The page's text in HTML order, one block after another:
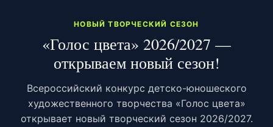
НОВЫЙ ТВОРЧЕСКИЙ СЕЗОН
«Голос цвета» 2026/2027 —
открываем новый сезон!
Всероссийский конкурс детско-юношеского
художественного творчества «Голос цвета»
открывает новый творческий сезон 2026/2027.